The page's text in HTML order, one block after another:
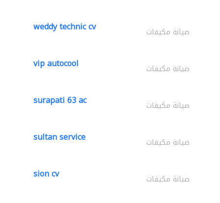
weddy technic cv صيانة مكيفات
vip autocool صيانة مكيفات
surapati 63 ac صيانة مكيفات
sultan service صيانة مكيفات
sion cv صيانة مكيفات